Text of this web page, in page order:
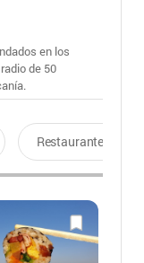
en los
de 50
Restaurantes